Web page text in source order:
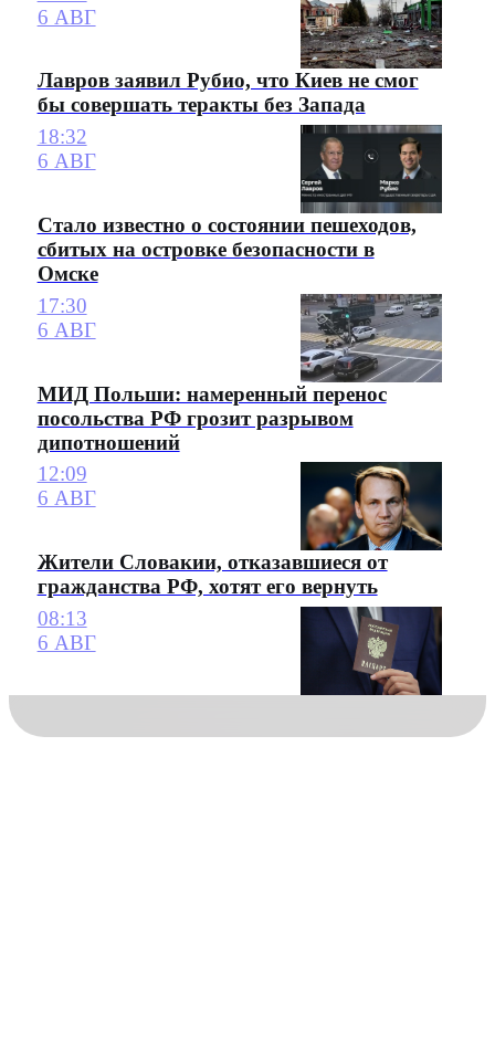
6 АВГ
Лавров заявил Рубио, что Киев не смог
бы совершать теракты без Запада
18:32
6 АВГ
Стало известно о состоянии пешеходов,
сбитых на островке безопасности в
Омске
17:30
6 АВГ
МИД Польши: намеренный перенос
посольства РФ грозит разрывом
дипотношений
12:09
6 АВГ
Жители Словакии, отказавшиеся от
гражданства РФ, хотят его вернуть
08:13
6 АВГ